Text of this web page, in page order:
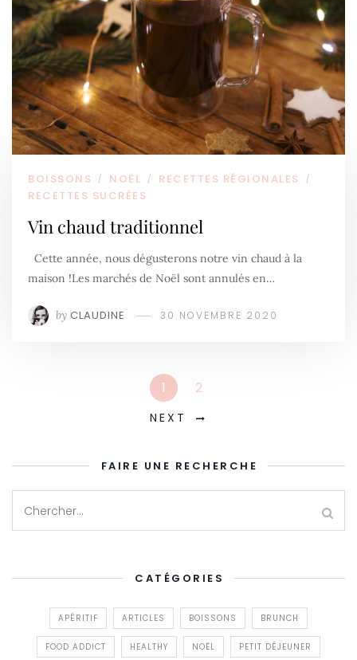
BOISSONS / NOËL / RECETTES RÉGIONALES /
RECETTES SUCRÉES
Vin chaud traditionnel
Cette année, nous dégusterons notre vin chaud à la
maison !Les marchés de Noël sont annulés en…
by CLAUDINE 30 NOVEMBRE 2020
1 2
NEXT
FAIRE UNE RECHERCHE
CATÉGORIES
APÉRITIF ARTICLES BOISSONS BRUNCH
FOOD ADDICT HEALTHY NOËL PETIT DÉJEUNER